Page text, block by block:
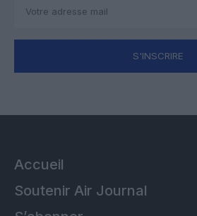
S'INSCRIRE
Accueil
Soutenir Air Journal